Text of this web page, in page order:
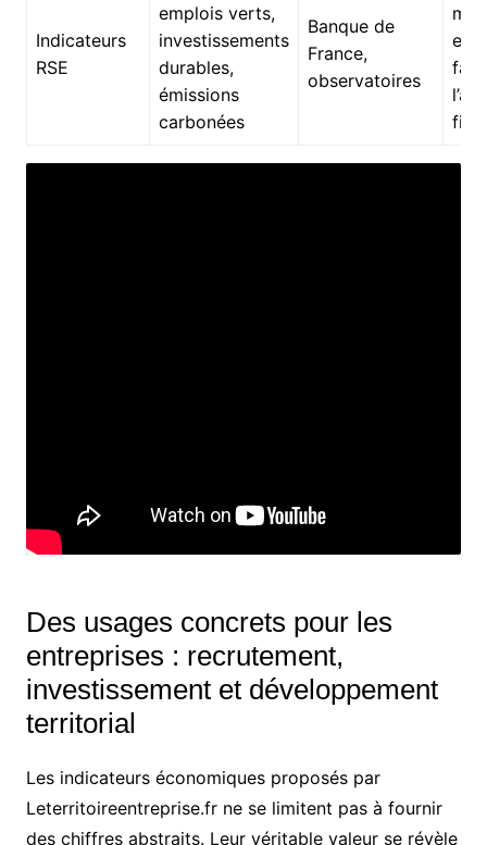
Indicateurs
RSE
emplois verts,
investissements
durables,
émissions
carbonées
Banque de
France,
observatoires
Des usages concrets pour les
entreprises : recrutement,
investissement et développement
territorial
Les indicateurs économiques proposés par
Leterritoireentreprise.fr ne se limitent pas à fournir
des chiffres abstraits. Leur véritable valeur se révèle